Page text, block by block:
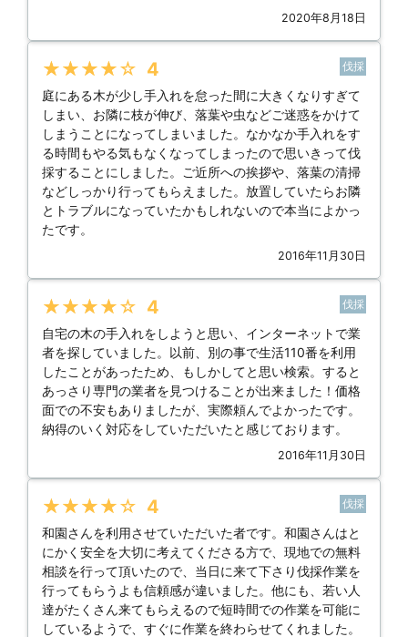
2020年8月18日
★★★★★ 4 伐採
庭にある木が少し手入れを怠った間に大きくなりすぎて
しまい、お隣に枝が伸び、落葉や虫などご迷惑をかけて
しまうことになってしまいました。なかなか手入れをす
る時間もやる気もなくなってしまったので思いきって伐
採することにしました。ご近所への挨拶や、落葉の清掃
などしっかり行ってもらえました。放置していたらお隣
とトラブルになっていたかもしれないので本当によかっ
たです。
2016年11月30日
★★★★★ 4 伐採
自宅の木の手入れをしようと思い、インターネットで業
者を探していました。以前、別の事で生活110番を利用
したことがあったため、もしかしてと思い検索。すると
あっさり専門の業者を見つけることが出来ました！価格
面での不安もありましたが、実際頼んでよかったです。
納得のいく対応をしていただいたと感じております。
2016年11月30日
★★★★★ 4 伐採
和園さんを利用させていただいた者です。和園さんはと
にかく安全を大切に考えてくださる方で、現地での無料
相談を行って頂いたので、当日に来て下さり伐採作業を
行ってもらうよも信頼感が違いました。他にも、若い人
達がたくさん来てもらえるので短時間での作業を可能に
しているようで、すぐに作業を終わらせてくれました。